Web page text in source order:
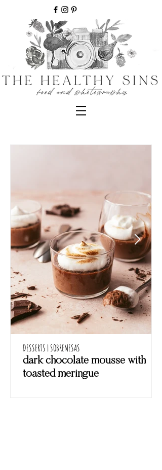
dark chocolate mousse with
toasted meringue
DESSERTS | SOBREMESAS